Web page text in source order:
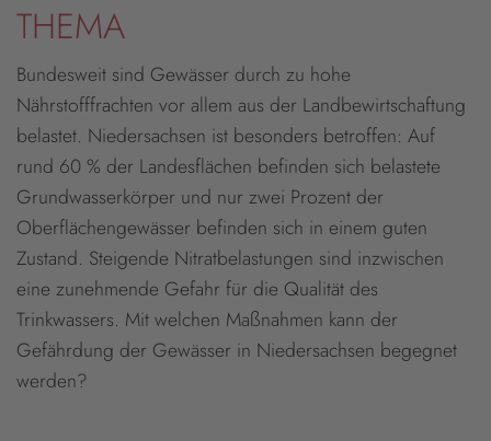
THEMA
Bundesweit sind Gewässer durch zu hohe
Nährstofffrachten vor allem aus der Landbewirtschaftung
belastet. Niedersachsen ist besonders betroffen: Auf
rund 60 % der Landesflächen befinden sich belastete
Grundwasserkörper und nur zwei Prozent der
Oberflächengewässer befinden sich in einem guten
Zustand. Steigende Nitratbelastungen sind inzwischen
eine zunehmende Gefahr für die Qualität des
Trinkwassers. Mit welchen Maßnahmen kann der
Gefährdung der Gewässer in Niedersachsen begegnet
werden?